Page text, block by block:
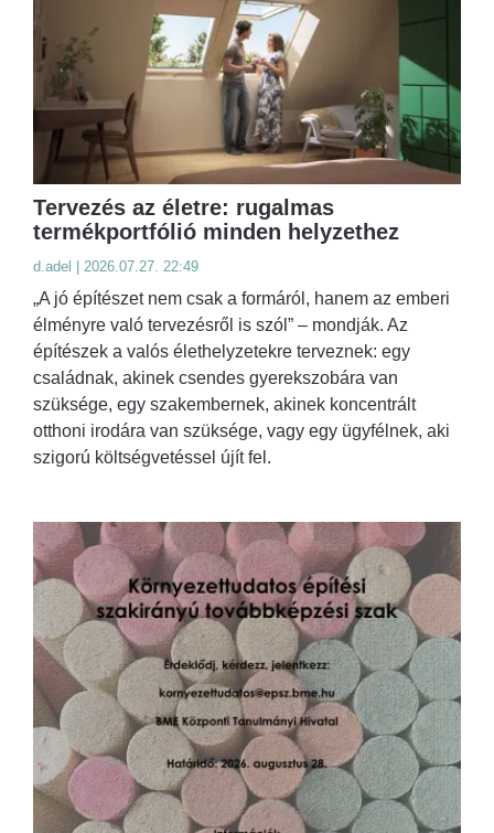
Tervezés az életre: rugalmas
termékportfólió minden helyzethez
d.adel | 2026.07.27. 22:49
„A jó építészet nem csak a formáról, hanem az emberi
élményre való tervezésről is szól” – mondják. Az
építészek a valós élethelyzetekre terveznek: egy
családnak, akinek csendes gyerekszobára van
szüksége, egy szakembernek, akinek koncentrált
otthoni irodára van szüksége, vagy egy ügyfélnek, aki
szigorú költségvetéssel újít fel.